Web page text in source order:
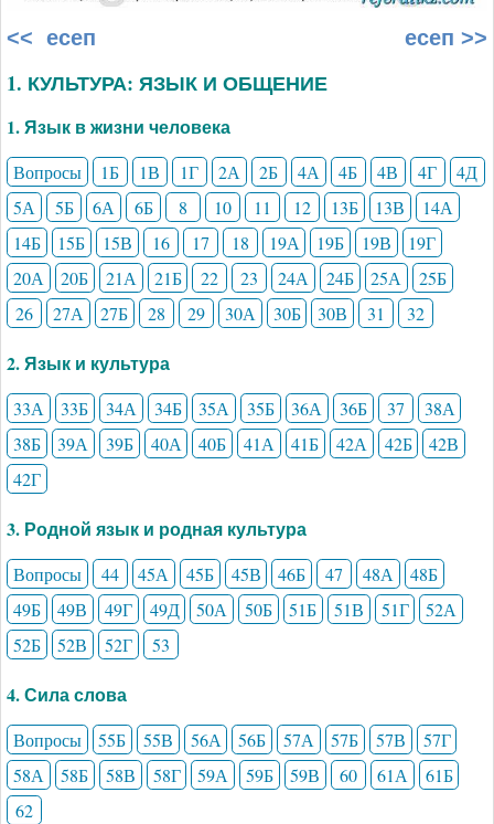
<< есеп есеп >>
1. КУЛЬТУРА: ЯЗЫК И ОБЩЕНИЕ
1. Язык в жизни человека
Вопросы 1Б 1В 1Г 2А 2Б 4А 4Б 4В 4Г
4Д
5А
5Б 6А 6Б 8 10 11 12 13Б 13В
14А
14Б
15Б 15В 16 17 18 19А 19Б 19В
19Г
20А
20Б 21А 21Б 22 23 24А 24Б 25А
25Б
26
27А 27Б 28 29 30А 30Б 30В 31 32
2. Язык и культура
33А 33Б 34А 34Б 35А 35Б 36А 36Б 37
38А
38Б
39А 39Б 40А 40Б 41А 41Б 42А 42Б
42В
42Г
3. Родной язык и родная культура
Вопросы 44 45А 45Б 45В 46Б 47 48А
48Б
49Б
49В 49Г 49Д 50А 50Б 51Б 51В 51Г
52А
52Б
52В 52Г 53
4. Сила слова
Вопросы 55Б 55В 56А 56Б 57А 57Б 57В
57Г
58А
58Б 58В 58Г 59А 59Б 59В 60 61А
61Б
62